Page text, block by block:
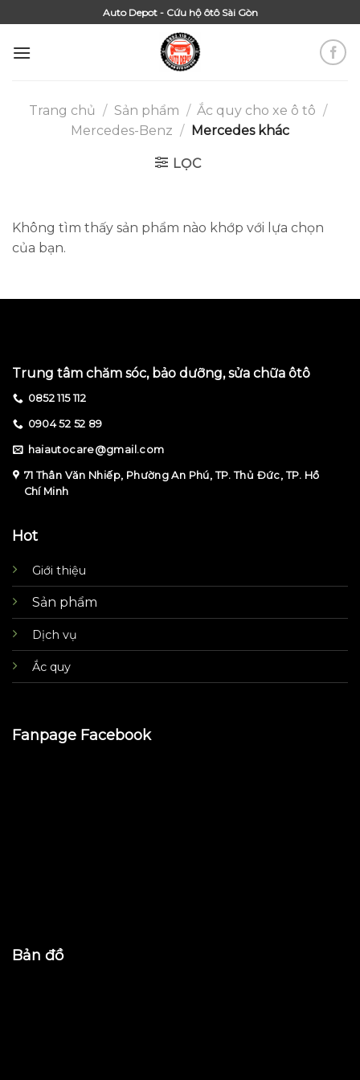
to
content
Auto Depot - Cứu hộ ôtô Sài Gòn
Trang chủ / Sản phẩm / Ắc quy cho xe ô tô /
Mercedes-Benz / Mercedes khác
LỌC
Không tìm thấy sản phẩm nào khớp với lựa chọn
của bạn.
Trung tâm chăm sóc, bảo dưỡng, sửa chữa ôtô
0852 115 112
0904 52 52 89
haiautocare@gmail.com
71 Thân Văn Nhiếp, Phường An Phú, TP. Thủ Đức, TP. Hồ
Chí Minh
Hot
Giới thiệu
Sản phẩm
Dịch vụ
Ắc quy
Fanpage Facebook
Bản đồ